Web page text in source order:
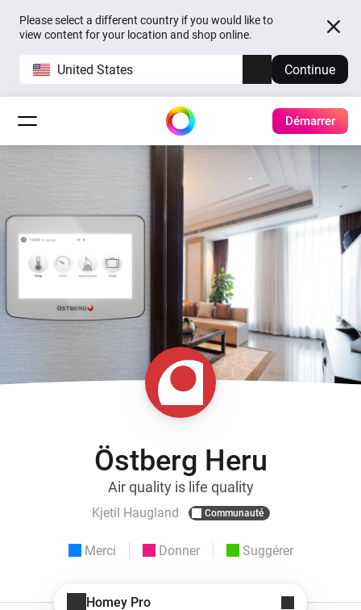
Please select a different country if you would like to
view content for your location and shop online.
United States Continue
Démarrer
Östberg Heru
Air quality is life quality
Kjetil Haugland Communauté
Merci Donner Suggérer
Homey Pro